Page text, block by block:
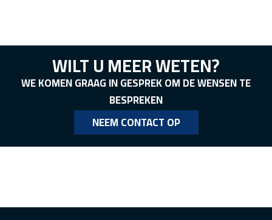
WILT U MEER WETEN?
WE KOMEN GRAAG IN GESPREK OM DE WENSEN TE
BESPREKEN
NEEM CONTACT OP